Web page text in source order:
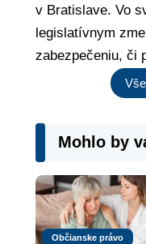
v Bratislave. Vo
legislatívnym
zabezpečeniu, či
Mohlo by
Občianske právo